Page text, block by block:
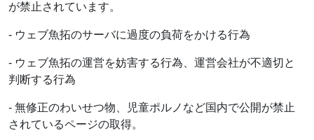
が禁止されています。
- ウェブ魚拓のサーバに過度の負荷をかける行為
- ウェブ魚拓の運営を妨害する行為、運営会社が不適切と
判断する行為
- 無修正のわいせつ物、児童ポルノなど国内で公開が禁止
されているページの取得。